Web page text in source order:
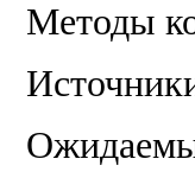
Методы